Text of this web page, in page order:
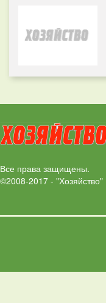
Все права защищены.
©2008-2017 - "Хозяйство"